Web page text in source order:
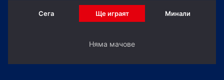
Сега Ще играят Минали
Няма мачове